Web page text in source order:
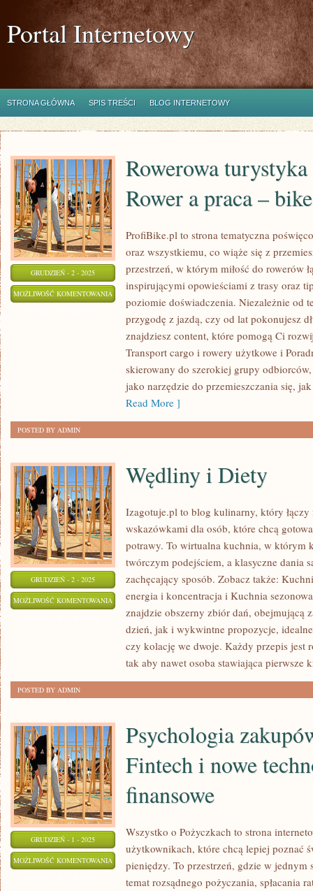
Portal Internetowy
STRONA GŁÓWNA SPIS TREŚCI BLOG INTERNETOWY
GRUDZIEŃ - 2 - 2025
MOŻLIWOŚĆ KOMENTOWANIA ROWEROWA
TURYSTYKA
RODZINNA
PRACA
Rowerowa
Rower a praca –
ProfiBike.pl to strona tematyczna
oraz wszystkiemu, co wiąże się z
przestrzeń, w którym miłość do rowerów
inspirującymi opowieściami z trasy oraz
poziomie doświadczenia. Niezależnie od
przygodę z jazdą, czy od lat pokonujesz
znajdziesz content, które pomogą Ci
Transport cargo i rowery użytkowe i
skierowany do szerokiej grupy
jako narzędzie do przemieszczania się,
Read More ]
POSTED BY ADMIN
GRUDZIEŃ - 2 - 2025
MOŻLIWOŚĆ KOMENTOWANIA WĘDLINY
DIETY
Wędliny i Diety
Izagotuje.pl to blog kulinarny, który
wskazówkami dla osób, które chcą
potrawy. To wirtualna kuchnia, w którym
twórczym podejściem, a klasyczne dania
zachęcający sposób. Zobacz także:
energia i koncentracja i Kuchnia
znajdzie obszerny zbiór dań, obejmującą
dzień, jak i wykwintne propozycje,
czy kolację we dwoje. Każdy przepis jest
tak aby nawet osoba stawiająca pierwsze
POSTED BY ADMIN
GRUDZIEŃ - 1 - 2025
MOŻLIWOŚĆ KOMENTOWANIA
Psychologia
Fintech i nowe
finansowe
Wszystko o Pożyczkach to strona
użytkownikach, które chcą lepiej poznać
pieniędzy. To przestrzeń, gdzie w jednym
temat rozsądnego pożyczania, spłacania